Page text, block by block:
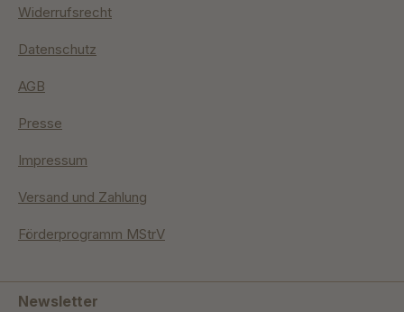
Widerrufsrecht
Datenschutz
AGB
Presse
Impressum
Versand und Zahlung
Förderprogramm MStrV
Newsletter